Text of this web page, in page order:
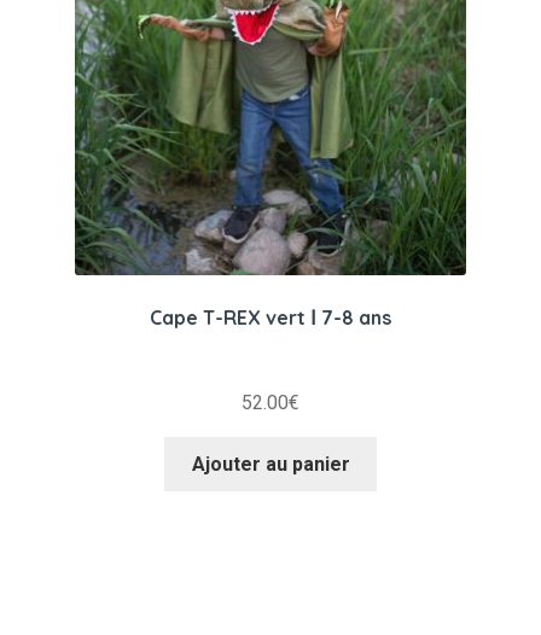
Cape T-REX vert Ⅰ 7-8 ans
52.00€
Ajouter au panier